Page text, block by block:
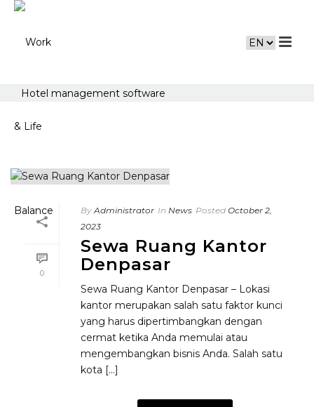
Hotel management software
0
By Administrator In News Posted October 2,
2023
Sewa Ruang Kantor
Denpasar
Sewa Ruang Kantor Denpasar – Lokasi
kantor merupakan salah satu faktor kunci
yang harus dipertimbangkan dengan
cermat ketika Anda memulai atau
mengembangkan bisnis Anda. Salah satu
kota [...]